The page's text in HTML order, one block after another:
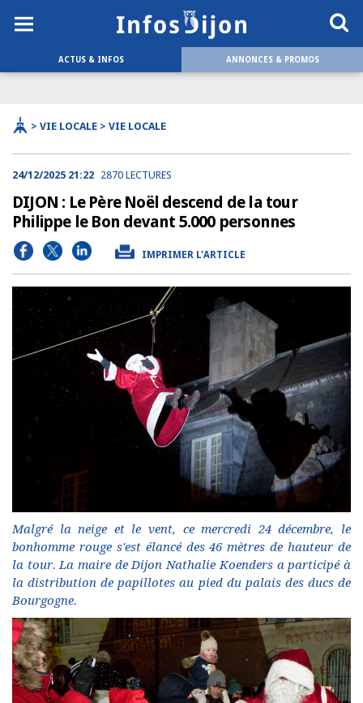
ACTUS & INFOS ANNONCES & PROMOS
> VIE LOCALE > VIE LOCALE
24/12/2025 21:22 2870 LECTURES
DIJON : Le Père Noël descend de la tour
Philippe le Bon devant 5.000 personnes
IMPRIMER L'ARTICLE
Malgré la neige et le vent, ce mercredi 24 décembre, le
bonhomme rouge s'est élancé des 46 mètres de hauteur de
la tour. La maire de Dijon Nathalie Koenders a participé à
la distribution de papillotes au pied du palais des ducs de
Bourgogne.